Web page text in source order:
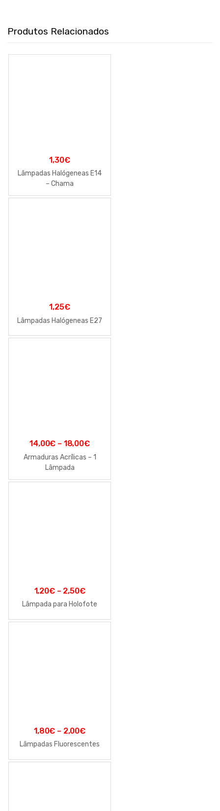
Produtos Relacionados
1,30€
Lâmpadas Halógeneas E14
– Chama
1,25€
Lâmpadas Halógeneas E27
14,00€ – 18,00€
Armaduras Acrílicas – 1
Lâmpada
1,20€– 2,50€
Lâmpada para Holofote
1,80€ – 2,00€
Lâmpadas Fluorescentes